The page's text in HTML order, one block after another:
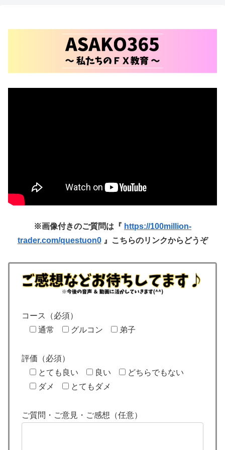
※画像付きのご質問は『 https://100million-
trader.com/questuon0』こちらのリンクからどうぞ
コース（必須）
通常
グルコン 弟子
評価（必須）
とても良い
良い
どちらでもない
ダメ
とてもダメ
ご質問・ご意見・ご感想（任意）